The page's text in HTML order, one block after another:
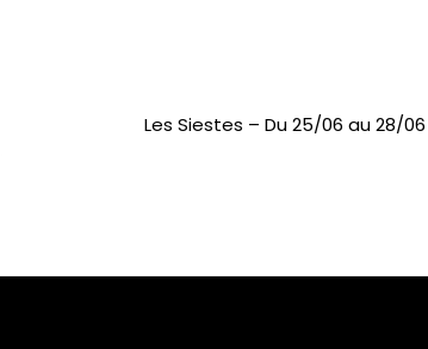
Les Siestes – Du 25/06 au 28/06